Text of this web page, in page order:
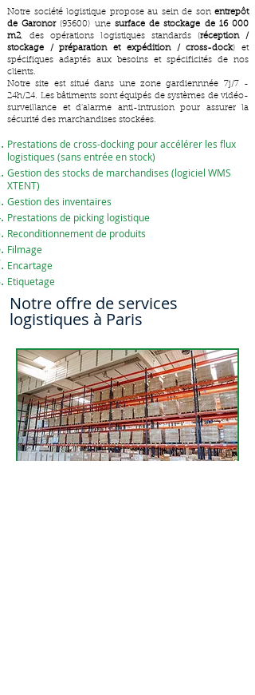
Notre société logistique propose au sein de son entrepôt
de Garonor(93600) une surface de stockage de 16 000
m2, des opérations logistiques standards (réception /
stockage / préparation et expédition / cross-dock) et
spécifiques adaptés aux besoins et spécificités de nos
clients.
Notre site est situé dans une zone gardiennnée 7j/7 -
24h/24. Les bâtiments sont équipés de systèmes de vidéo-
surveillance et d'alarme anti-intrusion pour assurer la
sécurité des marchandises stockées.
Prestations de cross-docking pour accélérer les flux
logistiques (sans entrée en stock)
Gestion des stocks de marchandises (logiciel WMS
XTENT)
Gestion des inventaires
Prestations de picking logistique
Reconditionnement de produits
Filmage
Encartage
Etiquetage
Notre offre de services
logistiques à Paris